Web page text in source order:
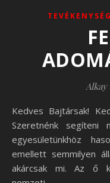
Alkay
Kedves Bajtársak! Kedves Kitörés45 Honlap Látogatói!
Szeretnénk segíteni
egyesületünkhöz
emellett semmilyen
akárcsak mi. Az ő